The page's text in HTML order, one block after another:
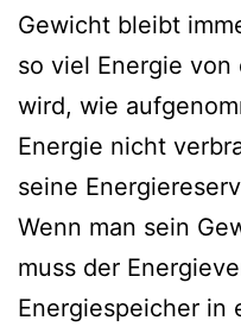
Gewicht bleibt
so viel Energie
wird, wie
Energie nicht
seine
Wenn man sein
muss der
Energiespeicher in